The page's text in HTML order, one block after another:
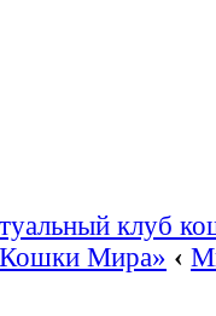
клуб
Мира» ‹